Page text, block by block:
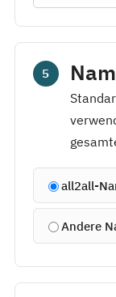
5
all2all-
Andere